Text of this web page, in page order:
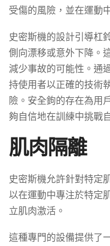
受傷的風險，並在運動
史密斯機的設計引導杠
側向漂移或意外下降。
減少事故的可能性。通
持使用者以正確的技術
險。安全鉤的存在為用
夠自信地在訓練中挑戰
肌肉隔離
史密斯機允許針對特定
以在運動中專注於特定
立肌肉激活。
這種專門的設備提供了